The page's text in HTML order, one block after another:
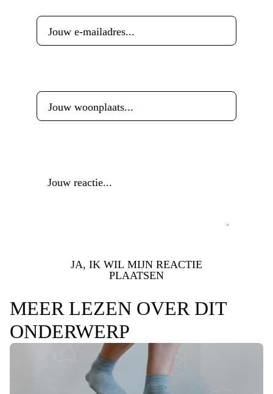
JA, IK WIL MIJN REACTIE
PLAATSEN
MEER LEZEN OVER DIT
ONDERWERP